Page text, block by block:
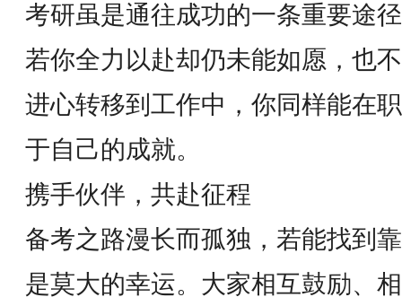
考研虽是通往成功的一条重要途
若你全力以赴却仍未能如愿，也
进心转移到工作中，你同样能在
于自己的成就。
携手伙伴，共赴征程
备考之路漫长而孤独，若能找到
是莫大的幸运。大家相互鼓励、